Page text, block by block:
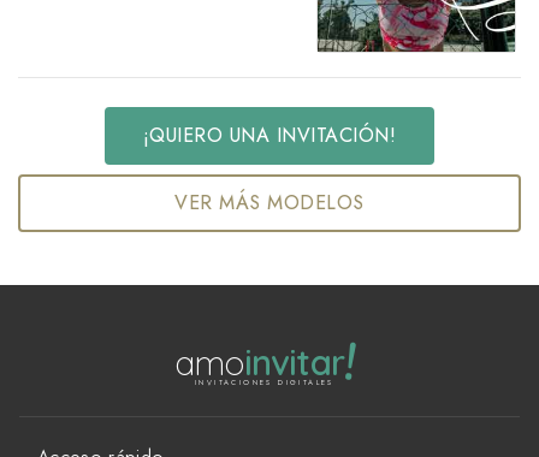
¡QUIERO UNA INVITACIÓN!
VER MÁS MODELOS
amoinvitar!
INVITACIONES DIGITALES